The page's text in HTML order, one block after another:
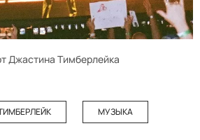
Джастина Тимберлейка
МУЗЫКА